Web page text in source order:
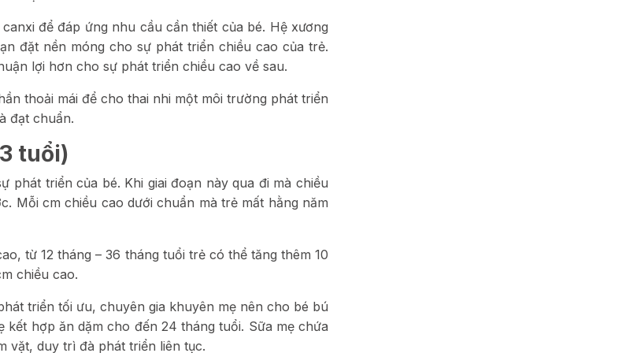
để đáp ứng nhu cầu cần thiết của bé. Hệ xương
đặt nền móng cho sự phát triển chiều cao của trẻ.
lợi hơn cho sự phát triển chiều cao về sau.
thoải mái để cho thai nhi một môi trường phát triển
đạt chuẩn.
tuổi)
phát triển của bé. Khi giai đoạn này qua đi mà chiều
Mỗi cm chiều cao dưới chuẩn mà trẻ mất hằng năm
từ 12 tháng – 36 tháng tuổi trẻ có thể tăng thêm 10
chiều cao.
triển tối ưu, chuyên gia khuyên mẹ nên cho bé bú
hợp ăn dặm cho đến 24 tháng tuổi. Sữa mẹ chứa
vặt, duy trì đà phát triển liên tục.